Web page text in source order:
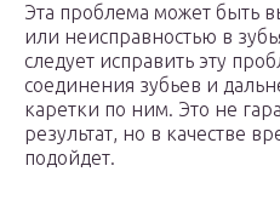
Эта проблема может быть
или неисправностью в
следует исправить эту
соединения зубьев и
каретки по ним. Это не
результат, но в качестве
подойдет.